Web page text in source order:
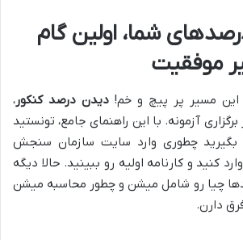
شما، اولین گام
موفقیت
مسیر پر پیچ و خم! دیدن درصد کنکور،
آزمونه. با این راهنمای جامع، تونستید
بگیرید چطوری وارد سایت سازمان سنجش
کنید و کارنامه اولیه رو ببینید. حالا دیگه
چیا رو شامل میشن و چطور محاسبه میشن
دارن.